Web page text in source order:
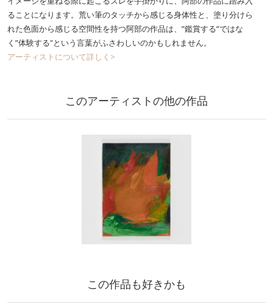
ることになります。荒い筆のタッチから感じる身体性と、塗り分けら
れた色面から感じる空間性を持つ阿部の作品は、”鑑賞する”ではな
く”体験する"という言葉がふさわしいのかもしれません。
アーティストについて詳しく>
このアーティストの他の作品
この作品も好きかも